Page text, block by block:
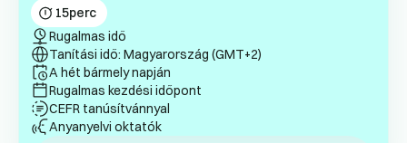
15perc
Rugalmas idő
Tanítási idő: Magyarország (GMT+2)
A hét bármely napján
Rugalmas kezdési időpont
CEFR tanúsítvánnyal
Anyanyelvi oktatók